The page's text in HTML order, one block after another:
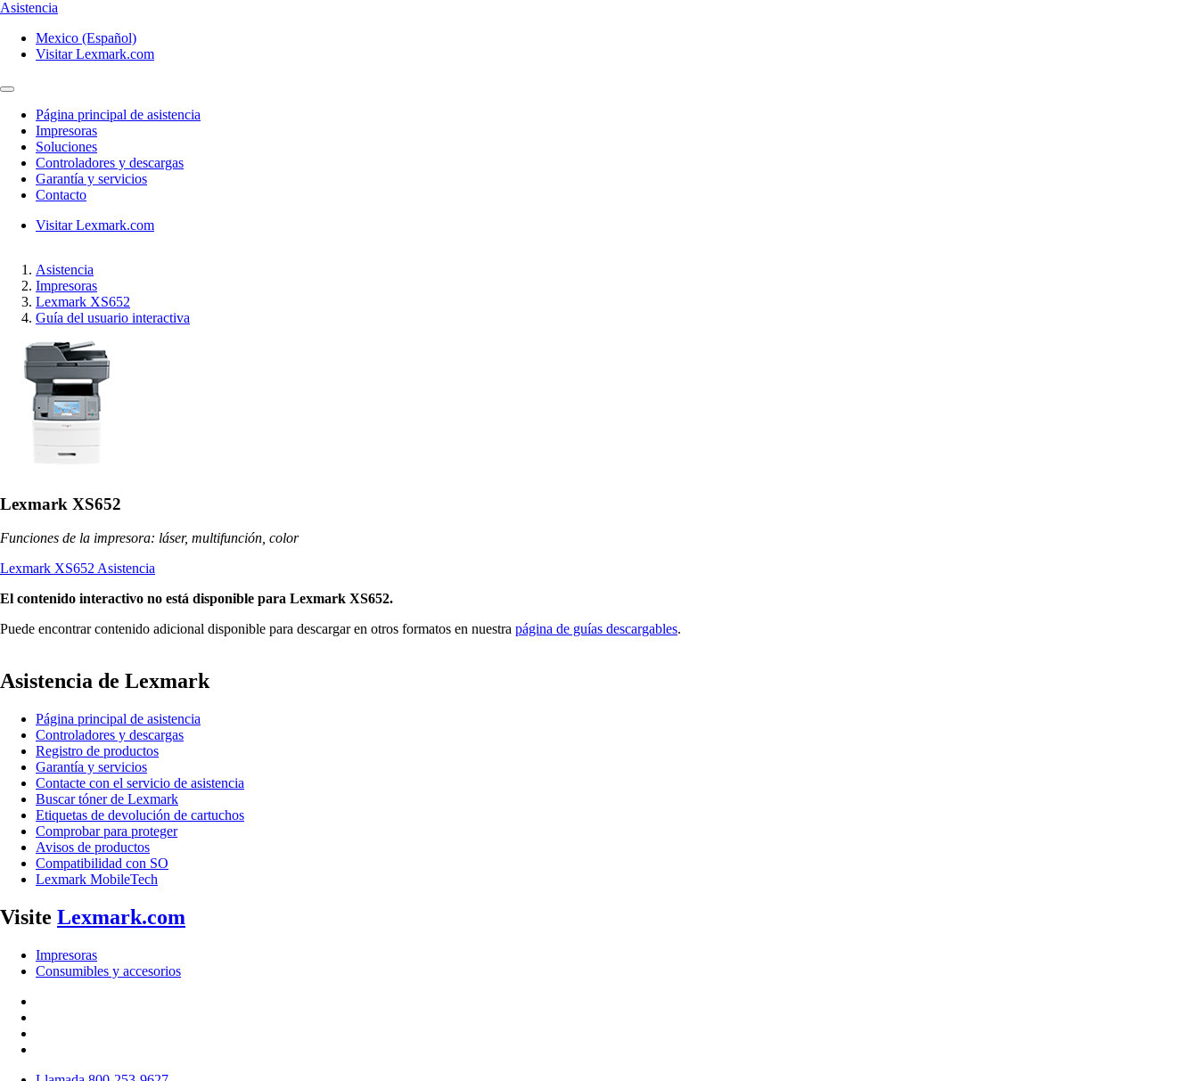
Asistencia
Mexico (Español)
Visitar Lexmark.com
Página principal de asistencia
Impresoras
Soluciones
Controladores y descargas
Garantía y servicios
Contacto
Visitar Lexmark.com
Asistencia
Impresoras
Lexmark XS652
Guía del usuario interactiva
Lexmark XS652
Funciones de la impresora: láser, multifunción, color
Lexmark XS652 Asistencia
El contenido interactivo no está disponible para Lexmark XS652.
Puede encontrar contenido adicional disponible para descargar en otros formatos en nuestra página de guías descargables.
Asistencia de Lexmark
Página principal de asistencia
Controladores y descargas
Registro de productos
Garantía y servicios
Contacte con el servicio de asistencia
Buscar tóner de Lexmark
Etiquetas de devolución de cartuchos
Comprobar para proteger
Avisos de productos
Compatibilidad con SO
Lexmark MobileTech
Visite Lexmark.com
Impresoras
Consumibles y accesorios